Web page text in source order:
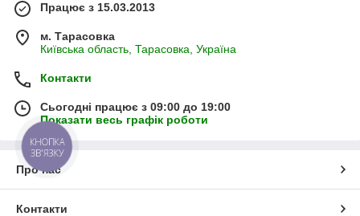
Працює з 15.03.2013
м. Тарасовка
Київська область, Тарасовка, Україна
Контакти
Сьогодні працює з 09:00 до 19:00
Показати весь графік роботи
Про нас
Контакти
КНОПКА
ЗВ'ЯЗКУ